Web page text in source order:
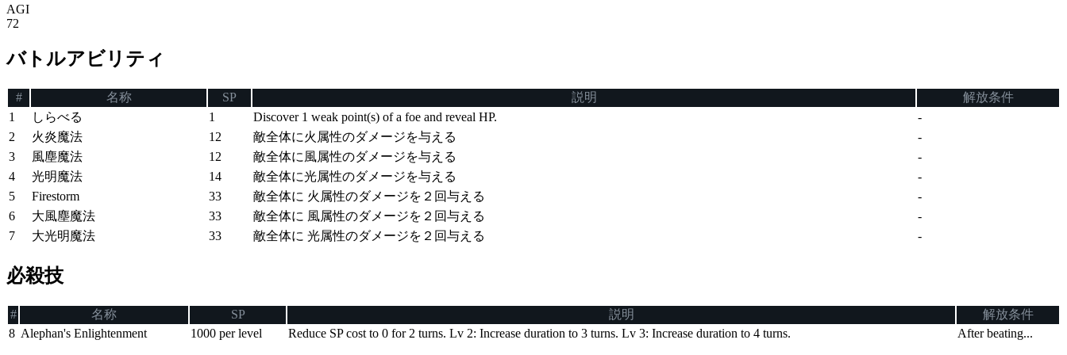
AGI
72
バトルアビリティ
# 名称 SP 説明
解放条件
1
しらべる 1 Discover 1 weak point(s) of a foe and reveal HP.
-
2
火炎魔法 12 敵全体に火属性のダメージを与える
-
3
風塵魔法 12 敵全体に風属性のダメージを与える
-
4
光明魔法 14 敵全体に光属性のダメージを与える
-
5
Firestorm 33 敵全体に 火属性のダメージを２回与える
-
6
大風塵魔法 33 敵全体に 風属性のダメージを２回与える
-
7
大光明魔法 33 敵全体に 光属性のダメージを２回与える -
必殺技
# 名称 SP 説明
解放条件
8 Alephan's Enlightenment 1000 per level Reduce SP cost to 0 for 2 turns. Lv 2: Increase duration to 3 turns. Lv 3: Increase duration to 4 turns. After beating...